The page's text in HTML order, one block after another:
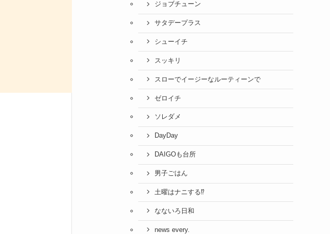
ジョブチューン
サタデープラス
シューイチ
スッキリ
スローでイージーなルーティーンで
ゼロイチ
ソレダメ
DayDay
DAIGOも台所
男子ごはん
土曜はナニする⁉
なないろ日和
news every.